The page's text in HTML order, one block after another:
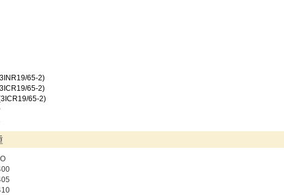
65-2)
65-2)
65-2)